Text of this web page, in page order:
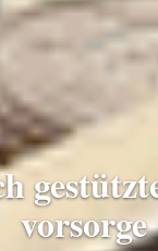
vorsorge